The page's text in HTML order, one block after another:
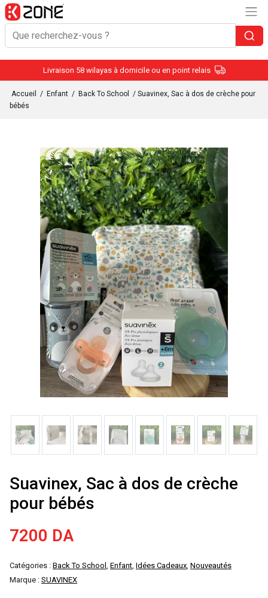
Livraison 58 wilayas à domicile ou en point relais
Accueil / Enfant / Back To School
/ Suavinex, Sac à dos de crèche pour
bébés
Suavinex, Sac à dos de crèche
pour bébés
7200 DA
Catégories : Back To School , Enfant, Idées Cadeaux, Nouveautés
Marque : SUAVINEX